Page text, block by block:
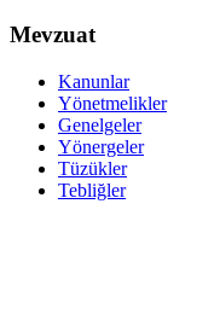
Mevzuat
Kanunlar
Yönetmelikler
Genelgeler
Yönergeler
Tüzükler
Tebliğler